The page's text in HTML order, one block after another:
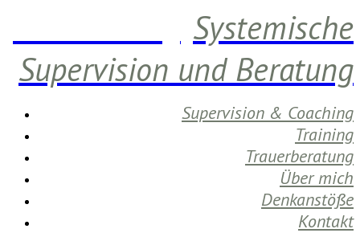
Systemische
Supervision und Beratung
Supervision & Coaching
Training
Trauerberatung
Über mich
Denkanstöße
Kontakt